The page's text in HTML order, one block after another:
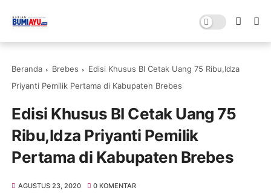
Beranda Brebes
Edisi Khusus BI Cetak Uang 75 Ribu,Idza
Priyanti Pemilik Pertama di Kabupaten Brebes
Edisi Khusus BI Cetak Uang 75
Ribu,Idza Priyanti Pemilik
Pertama di Kabupaten Brebes
AGUSTUS 23, 2020 0 KOMENTAR